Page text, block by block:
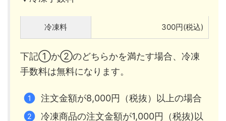
冷凍料 300円(税込)
下記①か②のどちらかを満たす場合、冷凍
手数料は無料になります。
注文金額が8,000円（税抜）以上の場合
冷凍商品の注文金額が1,000円（税抜)以